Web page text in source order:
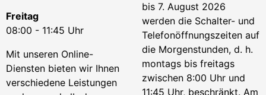
Freitag
08:00 - 11:45 Uhr
Mit unseren Online-
Diensten bieten wir Ihnen
verschiedene Leistungen
bis 7. August 2026
werden die Schalter- und
Telefonöffnungszeiten auf
die Morgenstunden, d. h.
montags bis freitags
zwischen 8:00 Uhr und
11:45 Uhr, beschränkt. Am